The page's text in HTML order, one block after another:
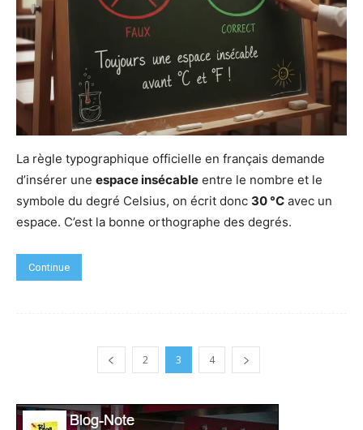
La règle typographique officielle en français demande
d’insérer une espace insécable entre le nombre et le
symbole du degré Celsius, on écrit donc 30°C avec un
espace. C’est la bonne orthographe des degrés.
Continue
2 3 4